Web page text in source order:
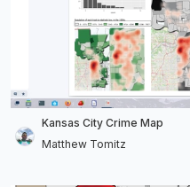
Kansas City Crime Map
Matthew Tomitz